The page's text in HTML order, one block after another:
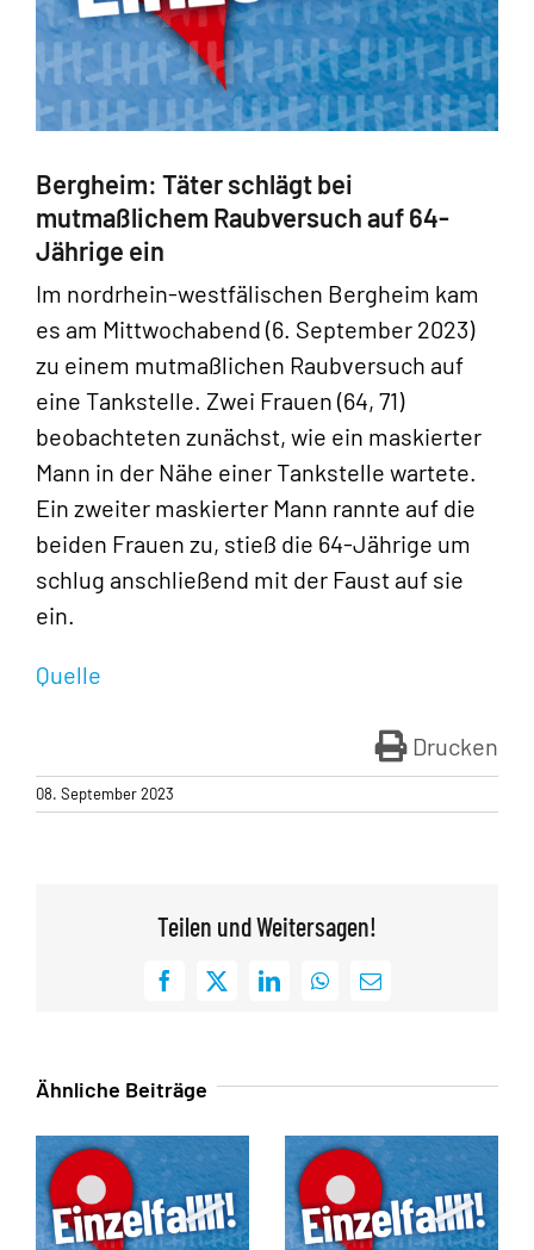
Bergheim: Täter schlägt bei
mutmaßlichem Raubversuch auf 64-
Jährige ein
Im nordrhein-westfälischen Bergheim kam
es am Mittwochabend (6. September 2023)
zu einem mutmaßlichen Raubversuch auf
eine Tankstelle. Zwei Frauen (64, 71)
beobachteten zunächst, wie ein maskierter
Mann in der Nähe einer Tankstelle wartete.
Ein zweiter maskierter Mann rannte auf die
beiden Frauen zu, stieß die 64-Jährige um
schlug anschließend mit der Faust auf sie
ein.
Quelle
Drucken
08. September 2023
Teilen und Weitersagen!
Facebook
X LinkedInWhatsApp
E-
Ähnliche Beiträge